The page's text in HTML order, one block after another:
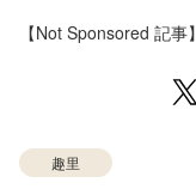
【Not Sponsored 記事】
趣里